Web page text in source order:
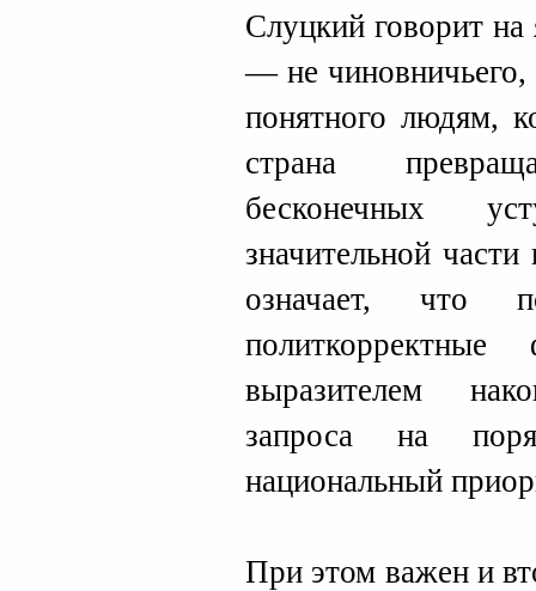
Слуцкий говорит на
— не чиновничьего,
понятного людям,
страна
бесконечных
значительной
означает, что
выразителем
запроса на
национальный
При этом важен и